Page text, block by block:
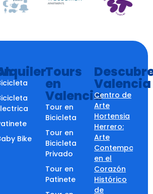
Bike
Tours
en
Valencia
Tour en
Bicicleta
Tour en
Bicicleta
Privado
Tour en
Patinete
Valencia
Centro de
Arte
Hortensia
Herrero:
Arte
en el
Corazón
Histórico
de